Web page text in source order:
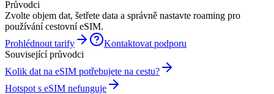
Průvodci
Zvolte objem dat, šetřete data a správně nastavte roaming pro
používání cestovní eSIM.
Prohlédnout tarify
Kontaktovat podporu
Související průvodci
Kolik dat na eSIM potřebujete na cestu?
Hotspot s eSIM nefunguje